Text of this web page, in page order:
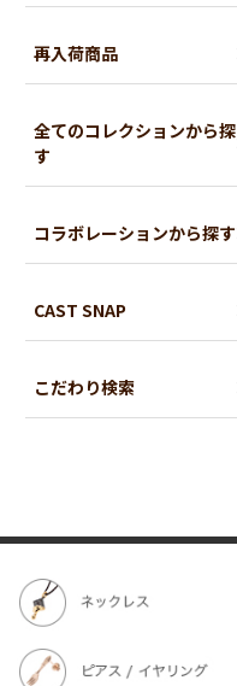
再入荷商品
全てのコレクションから探
す
コラボレーションから探す
CAST SNAP
こだわり検索